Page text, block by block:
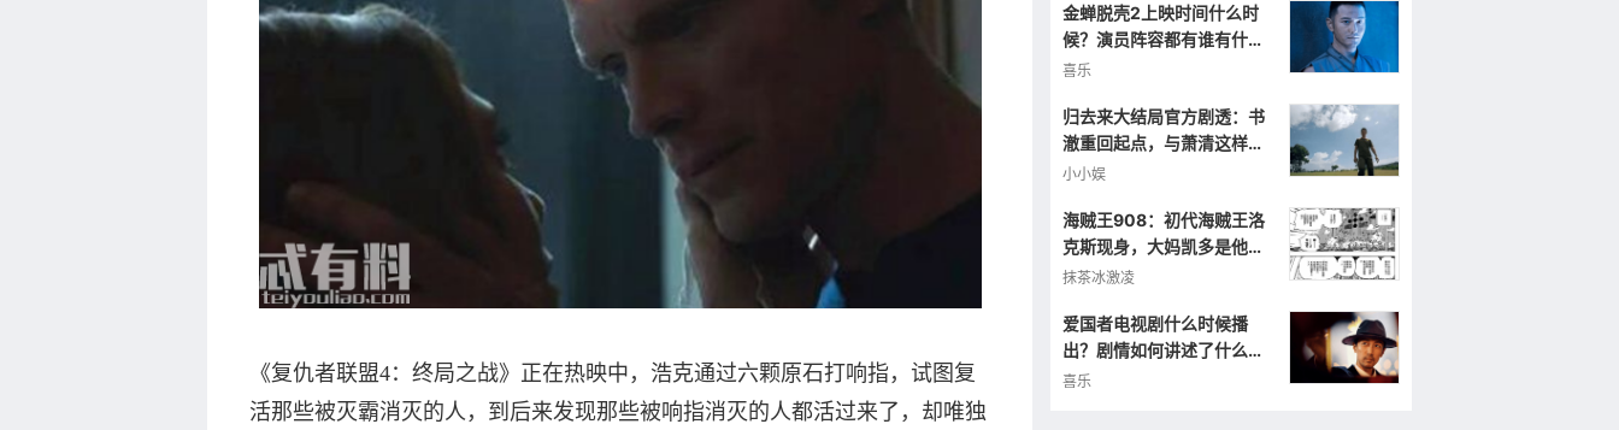
《复仇者联盟4：终局之战》正在热映中，浩克通过六颗原石打响指，试图复
活那些被灭霸消灭的人，到后来发现那些被响指消灭的人都活过来了，却唯独
金蝉脱壳2上映时间什么时
候？演员阵容都有谁有什么
看点呢？
喜乐
归去来大结局官方剧透：书
澈重回起点，与萧清这样重
逢
小小娱
海贼王908：初代海贼王洛
克斯现身，大妈凯多是他的
小弟，曾打败罗杰！
抹茶冰激凌
爱国者电视剧什么时候播
出？剧情如何讲述了什么样
的故事？
喜乐